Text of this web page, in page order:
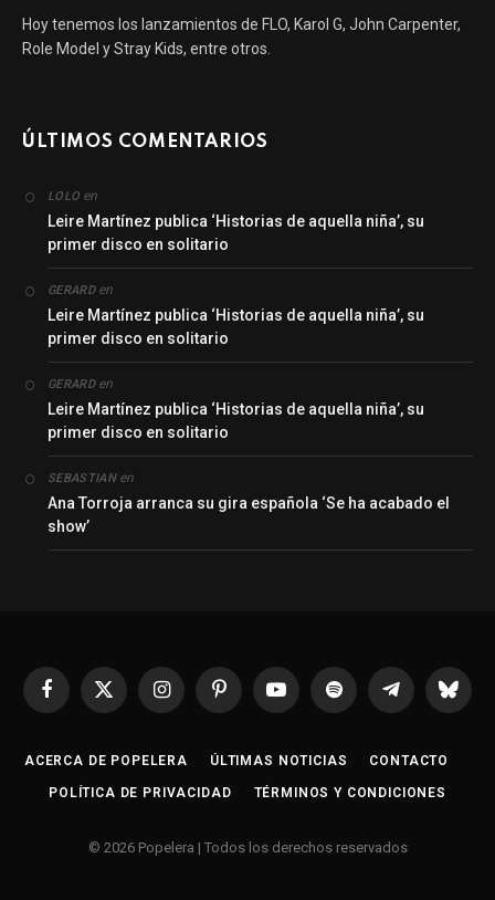
Hoy tenemos los lanzamientos de FLO, Karol G, John Carpenter,
Role Model y Stray Kids, entre otros.
ÚLTIMOS COMENTARIOS
LOLO en
Leire Martínez publica ‘Historias de aquella niña’, su
primer disco en solitario
GERARDen
Leire Martínez publica ‘Historias de aquella niña’, su
primer disco en solitario
GERARDen
Leire Martínez publica ‘Historias de aquella niña’, su
primer disco en solitario
SEBASTIANen
Ana Torroja arranca su gira española ‘Se ha acabado el
show’
Facebook
X
InstagramPinterestYouTubeSpotify Telegrama
ACERCA DE POPELERA ÚLTIMAS NOTICIAS CONTACTO
POLÍTICA DE PRIVACIDAD TÉRMINOS Y CONDICIONES
© 2026 Popelera | Todos los derechos reservados